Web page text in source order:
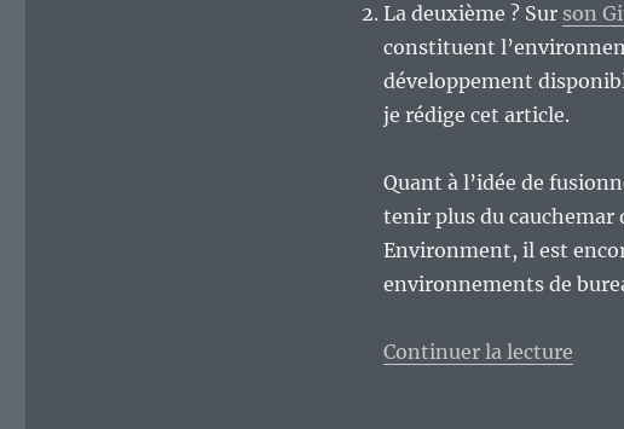
La deuxième ? Sur son
constituent
développement
je rédige cet article.
Quant à l’idée de
tenir plus du cauchemar
Environment, il est
environnements de
Continuer la lecturede «